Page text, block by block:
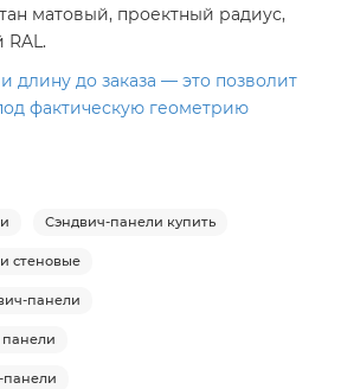
матовый, проектный радиус,
длину до заказа — это позволит
фактическую геометрию
Сэндвич-панели купить
стеновые
панели
панели
панели